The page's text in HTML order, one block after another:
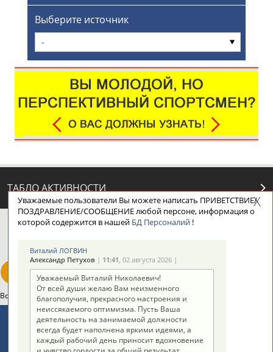
Выберите источник
-
ТАБЛО АКТИВНОСТИ
ЦЕЛИ ПРОЕКТА НАШИ КНОПКИ
Вопросы сотрудничества и совместной деятельности
Адресов в новостной рассылке: 996
Подпишись
Уважаемые пользователи Вы можете написать ПРИВЕТСТВИЕ/
ПОЗДРАВЛЕНИЕ/СООБЩЕНИЕ любой персоне, информация о
которой содержится в нашей БД Персоналий!
Виталий ЛОГВИН
Александр Петухов| 11:41, 02 августа 2026 |
Уважаемый Виталий Николаевич!
От всей души желаю Вам неизменного
благополучия, прекрасного настроения и
неиссякаемого оптимизма. Пусть Ваша
деятельность на занимаемой должности
всегда будет наполнена яркими идеями, а
каждый рабочий день приносит вдохновение